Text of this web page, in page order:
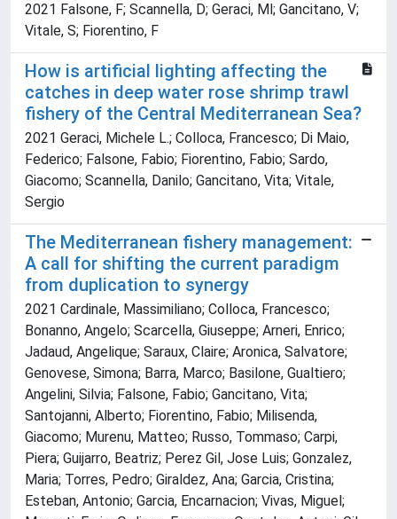
2021 Falsone, F; Scannella, D; Geraci, Ml; Gancitano, V;
Vitale, S; Fiorentino, F
How is artificial lighting affecting the
catches in deep water rose shrimp trawl
fishery of the Central Mediterranean Sea?
2021 Geraci, Michele L.; Colloca, Francesco; Di Maio,
Federico; Falsone, Fabio; Fiorentino, Fabio; Sardo,
Giacomo; Scannella, Danilo; Gancitano, Vita; Vitale,
Sergio
The Mediterranean fishery management:
A call for shifting the current paradigm
from duplication to synergy
2021 Cardinale, Massimiliano; Colloca, Francesco;
Bonanno, Angelo; Scarcella, Giuseppe; Arneri, Enrico;
Jadaud, Angelique; Saraux, Claire; Aronica, Salvatore;
Genovese, Simona; Barra, Marco; Basilone, Gualtiero;
Angelini, Silvia; Falsone, Fabio; Gancitano, Vita;
Santojanni, Alberto; Fiorentino, Fabio; Milisenda,
Giacomo; Murenu, Matteo; Russo, Tommaso; Carpi,
Piera; Guijarro, Beatriz; Perez Gil, Jose Luis; Gonzalez,
Maria; Torres, Pedro; Giraldez, Ana; Garcia, Cristina;
Esteban, Antonio; Garcia, Encarnacion; Vivas, Miguel;